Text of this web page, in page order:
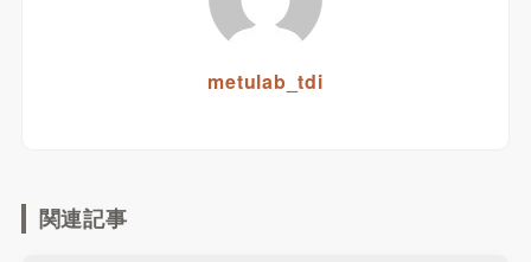
metulab_tdi
関連記事